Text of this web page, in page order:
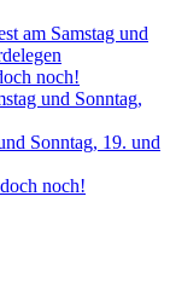
am Samstag und
noch!
und Sonntag,
Sonntag, 19. und
noch!